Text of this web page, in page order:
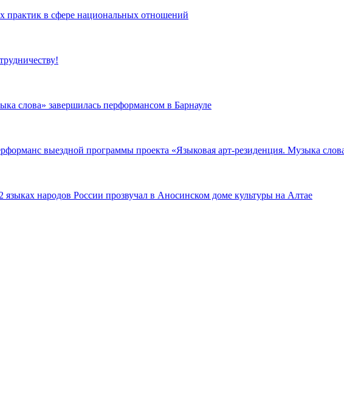
практик в сфере национальных отношений
слова» завершилась перформансом в Барнауле
выездной программы проекта «Языковая арт-резиденция. Музыка
народов России прозвучал в Аносинском доме культуры на Алтае